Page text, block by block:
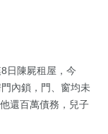
日陳屍租屋，今
內鎖，門、窗均未
還百萬債務，兒子